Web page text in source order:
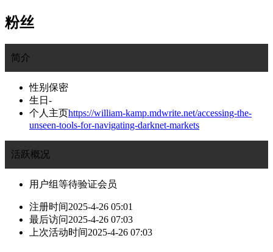
粉丝
简介
性别 保密
生日 -
个人主页https://william-kamp.mdwrite.net/accessing-the-
unseen-tools-for-navigating-darknet-markets
活跃概况
用户组等待验证会员
注册时间2025-4-26 05:01
最后访问2025-4-26 07:03
上次活动时间2025-4-26 07:03